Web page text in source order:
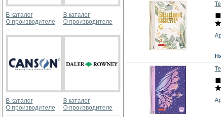
В каталог
О производителе
В каталог
О производителе
В каталог
О производителе
В каталог
О производителе